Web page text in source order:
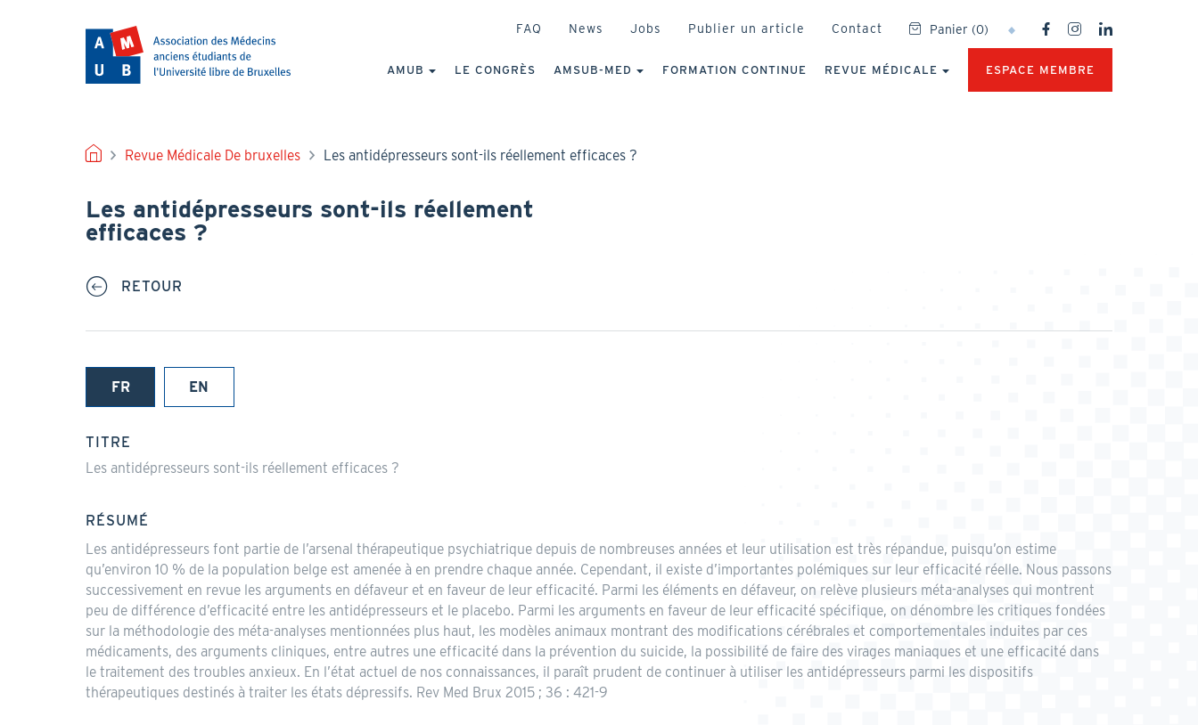
HEADER
FAQ News Jobs Publier un article Contact Panier (0)
SOCIAL
NETWORKS
PRINCIPALE
AMUB LE CONGRÈS AMSUB-MED FORMATION CONTINUE REVUE MÉDICALE ESPACE MEMBRE
FIL
D'ARIANE
Revue Médicale De bruxelles Les antidépresseurs sont-ils réellement efficaces ?
Les antidépresseurs sont-ils réellement
efficaces ?
RETOUR
FR
(onglet
EN
TITRE
Les antidépresseurs sont-ils réellement efficaces ?
RÉSUMÉ
Les antidépresseurs font partie de l’arsenal thérapeutique psychiatrique depuis de nombreuses années et leur utilisation est très répandue, puisqu’on estime
qu’environ 10 % de la population belge est amenée à en prendre chaque année. Cependant, il existe d’importantes polémiques sur leur efficacité réelle. Nous passons
successivement en revue les arguments en défaveur et en faveur de leur efficacité. Parmi les éléments en défaveur, on relève plusieurs méta-analyses qui montrent
peu de différence d’efficacité entre les antidépresseurs et le placebo. Parmi les arguments en faveur de leur efficacité spécifique, on dénombre les critiques fondées
sur la méthodologie des méta-analyses mentionnées plus haut, les modèles animaux montrant des modifications cérébrales et comportementales induites par ces
médicaments, des arguments cliniques, entre autres une efficacité dans la prévention du suicide, la possibilité de faire des virages maniaques et une efficacité dans
le traitement des troubles anxieux. En l’état actuel de nos connaissances, il paraît prudent de continuer à utiliser les antidépresseurs parmi les dispositifs
thérapeutiques destinés à traiter les états dépressifs. Rev Med Brux 2015 ; 36 : 421-9